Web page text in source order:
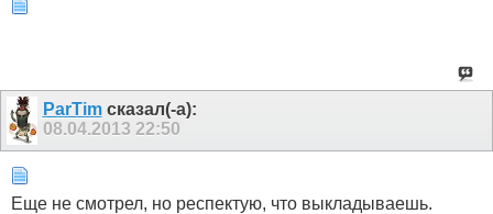
ParTimсказал(-а):
08.04.2013 22:50
Еще не смотрел, но респектую, что выкладываешь.